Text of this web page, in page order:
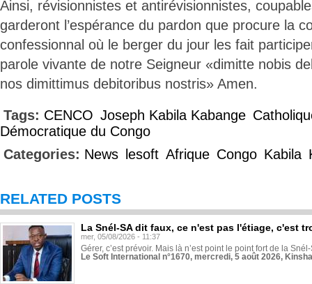
Ainsi, révisionnistes et antirévisionnistes,
garderont l’espérance du pardon que procure la
confessionnal où le berger du jour les fait
parole vivante de notre Seigneur «dimitte nobis
nos dimittimus debitoribus nostris» Amen.
Tags: CENCO Joseph Kabila Kabange
Démocratique du Congo
Categories: News lesoft Afrique Congo Kabila
RELATED POSTS
La Snél-SA dit faux, ce n'est pas l'étiage, c'est
mer, 05/08/2026 - 11:37
Gérer, c’est prévoir. Mais là n’est point le point fort de la
Le Soft International n°1670, mercredi, 5 août 2026,